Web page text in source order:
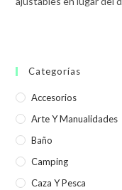
Categorías
Accesorios
Arte Y Manualidades
Baño
Camping
Caza Y Pesca